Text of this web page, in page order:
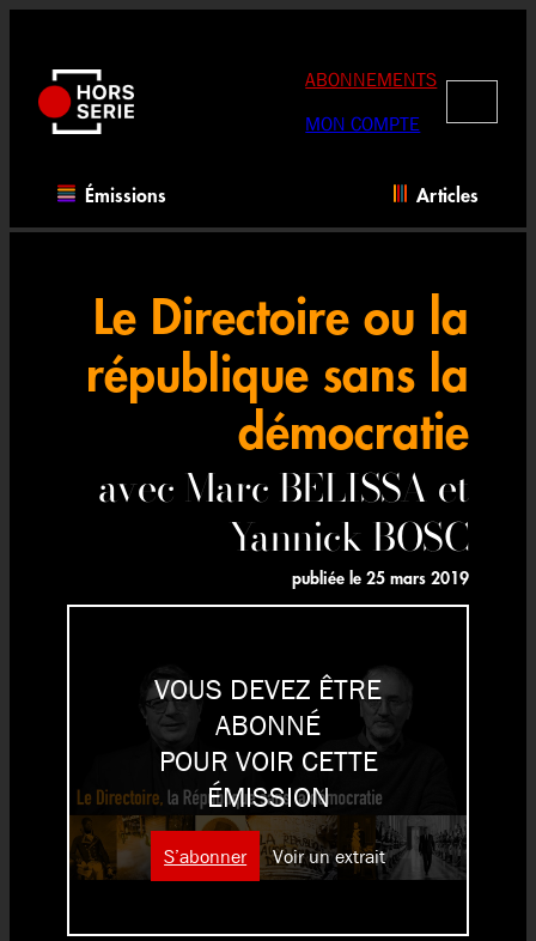
contenu
ABONNEMENTS
MON COMPTE
Émissions Articles
Le Directoire ou la
république sans la
démocratie
avec Marc BELISSA et
Yannick BOSC
publiée le 25 mars 2019
VOUS DEVEZ ÊTRE
ABONNÉ
POUR VOIR CETTE
ÉMISSION
S’abonner Voir un extrait